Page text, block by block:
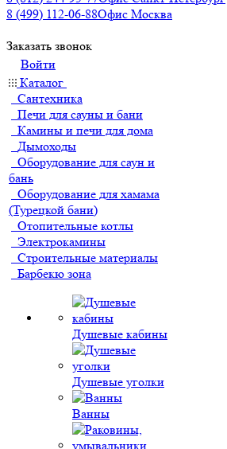
8 (499) 112-06-88Офис Москва
Заказать звонок
Войти
Каталог
Сантехника
Печи для сауны и бани
Камины и печи для дома
Дымоходы
Оборудование для саун и
бань
Оборудование для хамама
(Турецкой бани)
Отопительные котлы
Электрокамины
Строительные материалы
Барбекю зона
Душевые кабины
Душевые уголки
Ванны